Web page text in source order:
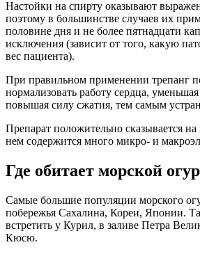
Настойки на спирту оказывают
поэтому в большинстве случаев их
половине дня и не более пятнадцати
исключения (зависит от того, какую
вес пациента).
При правильном применении трепанг
нормализовать работу сердца,
повышая силу сжатия, тем самым
Препарат положительно сказывается
нем содержится много микро- и
Где обитает морской
Самые большие популяции морского
побережья Сахалина, Кореи, Японии.
встретить у Курил, в заливе Петра
Кюсю.